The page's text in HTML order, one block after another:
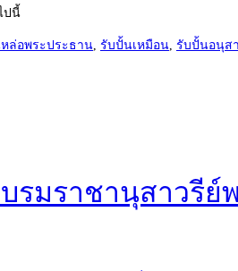
ปนี้
ล่อพระประธาน, รับปั้นเหมือน, รับปั้นอนุส
รมราชานุสาวรีย์